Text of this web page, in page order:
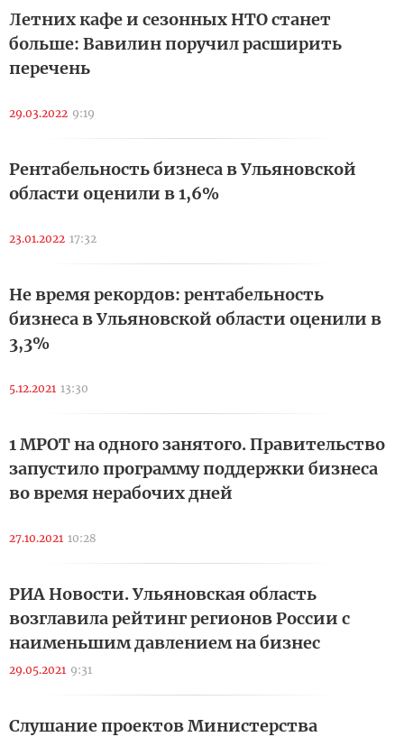
Летних кафе и сезонных НТО станет
больше: Вавилин поручил расширить
перечень
29.03.2022 9:19
Рентабельность бизнеса в Ульяновской
области оценили в 1,6%
23.01.2022 17:32
Не время рекордов: рентабельность
бизнеса в Ульяновской области оценили в
3,3%
5.12.2021 13:30
1 МРОТ на одного занятого. Правительство
запустило программу поддержки бизнеса
во время нерабочих дней
27.10.2021 10:28
РИА Новости. Ульяновская область
возглавила рейтинг регионов России с
наименьшим давлением на бизнес
29.05.2021 9:31
Слушание проектов Министерства